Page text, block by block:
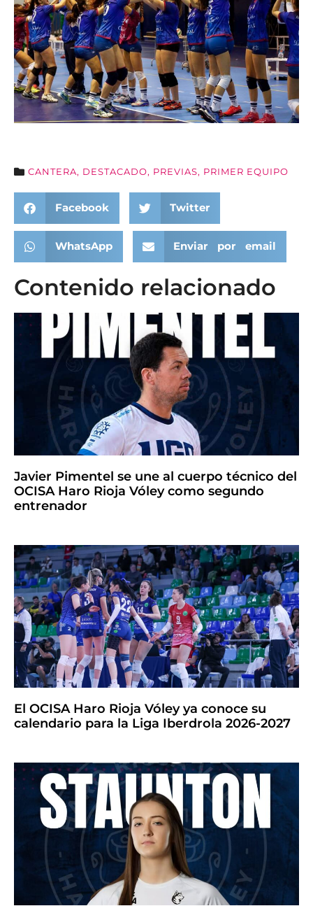
CANTERA, DESTACADO, PREVIAS, PRIMER EQUIPO
Facebook Twitter
WhatsApp Enviar por email
Contenido relacionado
Javier Pimentel se une al cuerpo técnico del
OCISA Haro Rioja Vóley como segundo
entrenador
El OCISA Haro Rioja Vóley ya conoce su
calendario para la Liga Iberdrola 2026-2027